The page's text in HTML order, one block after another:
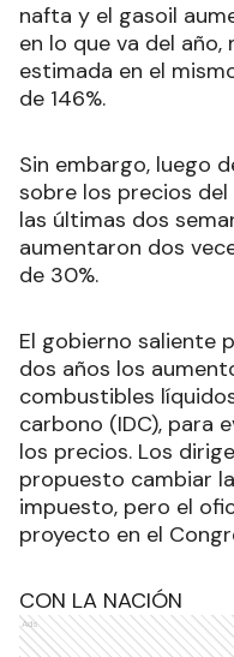
nafta y el gasoil
en lo que va del
estimada en el
de 146%.
Sin embargo, luego
sobre los precios
las últimas dos
aumentaron dos
de 30%.
El gobierno saliente
dos años los
combustibles
carbono (IDC), para
los precios. Los
propuesto cambiar
impuesto, pero el
proyecto en el
CON LA NACIÓN
Ads